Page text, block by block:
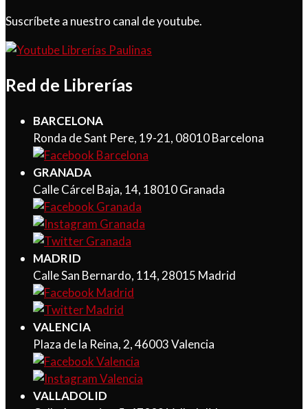
Suscríbete a nuestro canal de youtube.
Red de Librerías
BARCELONA
Ronda de Sant Pere, 19-21, 08010 Barcelona
GRANADA
Calle Cárcel Baja, 14, 18010 Granada
MADRID
Calle San Bernardo, 114, 28015 Madrid
VALENCIA
Plaza de la Reina, 2, 46003 Valencia
VALLADOLID